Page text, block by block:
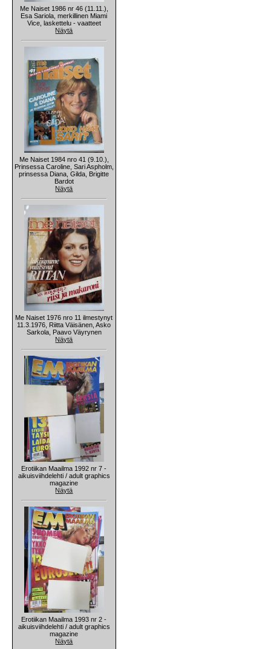
Me Naiset 1986 nr 46 (11.11.),
Esa Sariola, merkillinen Miami
Vice, laskettelu - vaatteet
Näytä
Me Naiset 1984 nro 41 (9.10.),
Prinsessa Caroline, Sari Aspholm,
prinsessa Diana, Gilda, Brigitte
Bardot
Näytä
Me Naiset 1976 nro 11 ilmestynyt
11.3.1976, Riitta Väisänen, Asko
Sarkola, Paavo Väyrynen
Näytä
Erotiikan Maailma 1992 nr 7 -
aikuisviihdelehti / adult graphics
magazine
Näytä
Erotiikan Maailma 1993 nr 2 -
aikuisviihdelehti / adult graphics
magazine
Näytä